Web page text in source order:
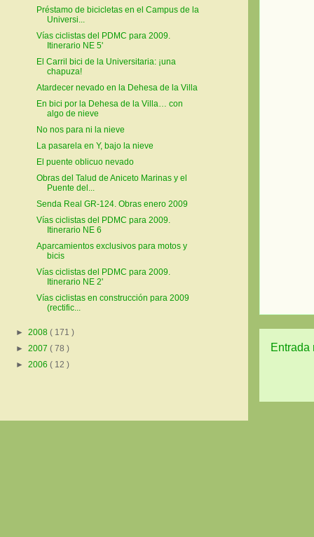
Entrada
Préstamo de bicicletas en el Campus de la
Universi...
Vías ciclistas del PDMC para 2009.
Itinerario NE 5'
El Carril bici de la Universitaria: ¡una
chapuza!
Atardecer nevado en la Dehesa de la Villa
En bici por la Dehesa de la Villa… con
algo de nieve
No nos para ni la nieve
La pasarela en Y, bajo la nieve
El puente oblicuo nevado
Obras del Talud de Aniceto Marinas y el
Puente del...
Senda Real GR-124. Obras enero 2009
Vías ciclistas del PDMC para 2009.
Itinerario NE 6
Aparcamientos exclusivos para motos y
bicis
Vías ciclistas del PDMC para 2009.
Itinerario NE 2'
Vías ciclistas en construcción para 2009
(rectific...
► 2008 ( 171 )
► 2007 ( 78 )
► 2006 ( 12 )